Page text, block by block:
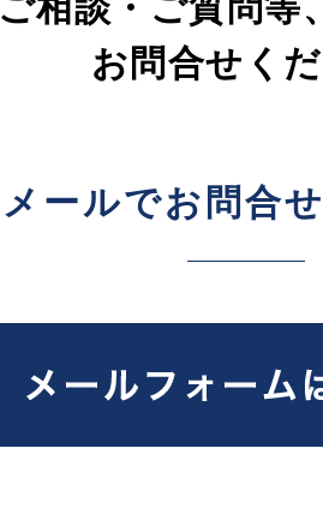
ご相談・ご質問等
お問合せく
メールでお問合